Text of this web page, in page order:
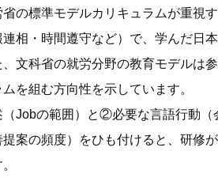
の標準モデルカリキュラムが重視
相・時間遵守など）で、学んだ日
文科省の就労分野の教育モデルは
を組む方向性を示しています。
Jobの範囲）と②必要な言語行動
案の頻度）をひも付けると、研修